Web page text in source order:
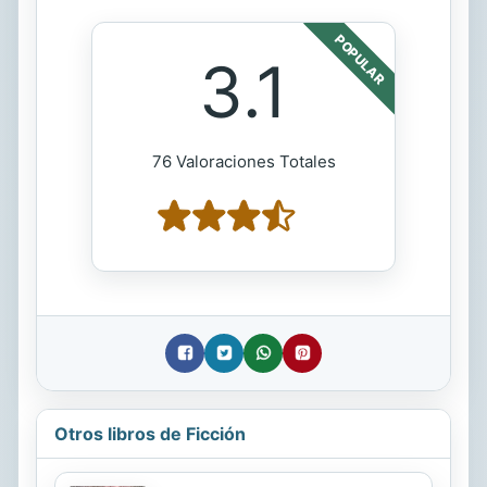
POPULAR
3.1
76 Valoraciones Totales
Otros libros de Ficción